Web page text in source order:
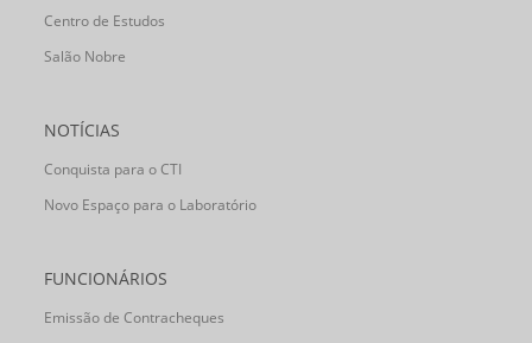
Centro de Estudos
Salão Nobre
NOTÍCIAS
Conquista para o CTI
Novo Espaço para o Laboratório
FUNCIONÁRIOS
Emissão de Contracheques